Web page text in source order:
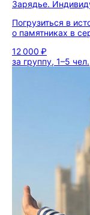
Зарядье.
Погрузиться в
о памятниках в
12 000 ₽
за группу, 1–5 чел.